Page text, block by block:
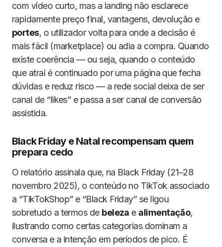
com vídeo curto, mas a landing não esclarece
rapidamente preço final, vantagens, devolução e
portes, o utilizador volta para onde a decisão é
mais fácil (marketplace) ou adia a compra. Quando
existe coerência — ou seja, quando o conteúdo
que atrai é continuado por uma página que fecha
dúvidas e reduz risco — a rede social deixa de ser
canal de “likes” e passa a ser canal de conversão
assistida.
Black Friday e Natal recompensam quem
prepara cedo
O relatório assinala que, na Black Friday (21–28
novembro 2025), o conteúdo no TikTok associado
a “TikTokShop” e “Black Friday” se ligou
sobretudo a termos de beleza e alimentação,
ilustrando como certas categorias dominam a
conversa e a intenção em períodos de pico. É